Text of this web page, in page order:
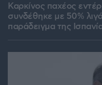
Καρκίνος παχέος
συνδέθηκε με 50%
παράδειγμα της